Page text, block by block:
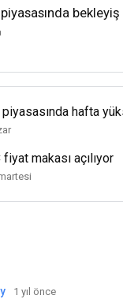
hafta
makası açılıyor
1 yıl önce